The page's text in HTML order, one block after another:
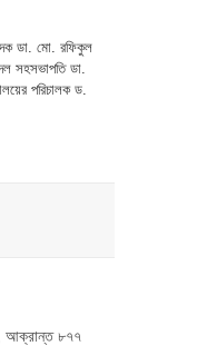
ডা. মো. রফিকুল
সহসভাপতি ডা.
পরিচালক ড.
আক্রান্ত ৮৭৭